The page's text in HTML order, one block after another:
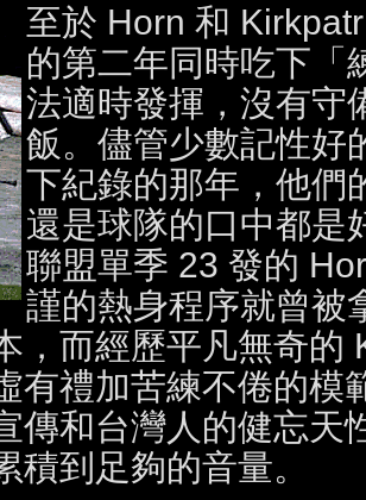
至於 Horn 和
的第二年同時吃下「
法適時發揮，沒有守
飯。儘管少數記性好
下紀錄的那年，他們
還是球隊的口中都是
聯盟單季 23 發的
謹的熱身程序就曾被
，而經歷平凡無奇的
有禮加苦練不倦的模
傳和台灣人的健忘天
積到足夠的音量。